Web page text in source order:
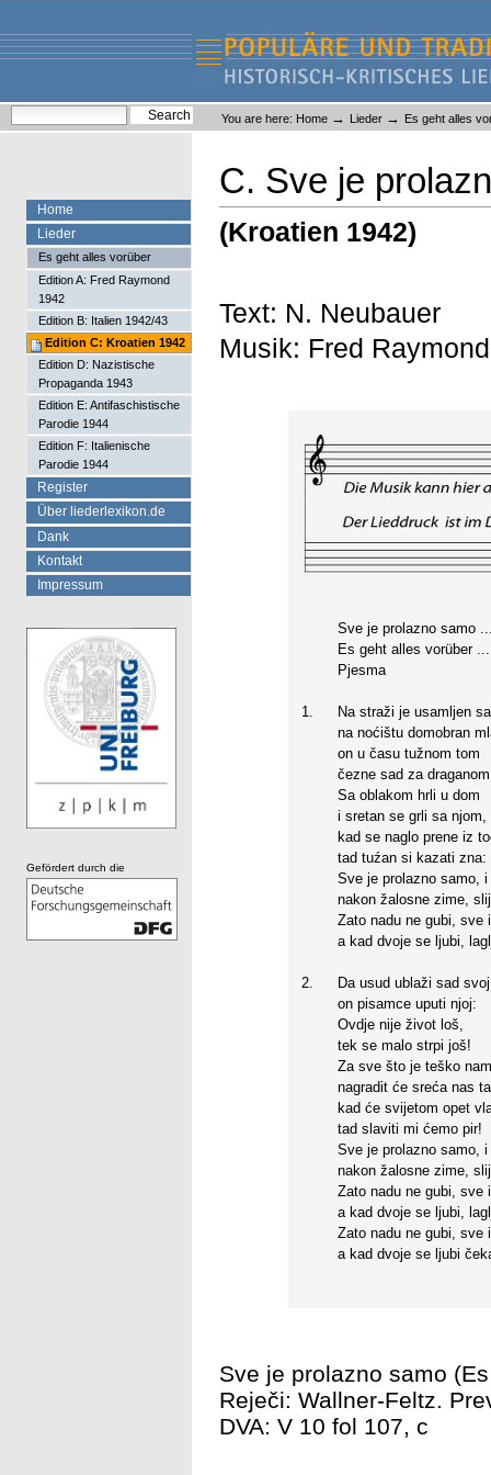
content.
navigation
Liederlexikon
Personal
tools
You are here: Home → Lieder → Es geht alles
C. Sve je
(Kroatien 1942)
Text: N. Neubauer
Musik: Fred
Sve je prolazno samo
Es geht alles vorüber ...
Pjesma
1.
Na straži je usamljen
na noćištu domobran
on u času tužnom tom
čezne sad za
Sa oblakom hrli u dom
i sretan se grli sa njom,
kad se naglo prene iz
tad tuźan si kazati zna:
Sve je prolazno samo,
nakon žalosne zime,
Zato nadu ne gubi, sve
a kad dvoje se ljubi,
2.
Da usud ublaži sad svoj
on pisamce uputi njoj:
Ovdje nije život loš,
tek se malo strpi još!
Za sve što je teško
nagradit će sreća nas
kad će svijetom opet
tad slaviti mi ćemo pir!
Sve je prolazno samo,
nakon žalosne zime,
Zato nadu ne gubi, sve
a kad dvoje se ljubi,
Zato nadu ne gubi, sve
a kad dvoje se ljubi
Sve je prolazno samo
Reječi: Wallner-Feltz.
DVA: V 10 fol 107, c
Home
Lieder
Es geht alles vorüber
Edition A: Fred Raymond
1942
Edition B: Italien 1942/43
Edition C: Kroatien 1942
Edition D: Nazistische
Propaganda 1943
Edition E: Antifaschistische
Parodie 1944
Edition F: Italienische
Parodie 1944
Register
Über liederlexikon.de
Dank
Kontakt
Impressum
Gefördert durch die